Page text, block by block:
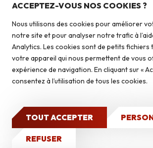
Briquettes
Autoconstruction & isolation
Caves à vin
Nos réalisations
CONTACT
ACCEPTEZ-VOUS NOS COOKIES ?
Nous utilisons des cookies pour améliorer
notre site et pour analyser notre trafic à
Analytics. Les cookies sont de petits fichiers
votre appareil qui nous permettent de vous
expérience de navigation. En cliquant sur «
consentez à l’utilisation de tous les cookies.
TOUT ACCEPTER
REFUSER
Liens utiles
Qui sommes-nous ?
Isolation
Contact
2026 © Isoface - Tous droits réservés
réalisé par GO : Grow Online